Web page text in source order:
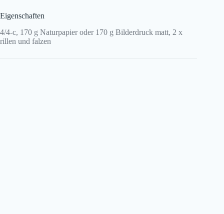
Eigenschaften
4/4-c, 170 g Naturpapier oder 170 g Bilderdruck matt, 2 x
rillen und falzen